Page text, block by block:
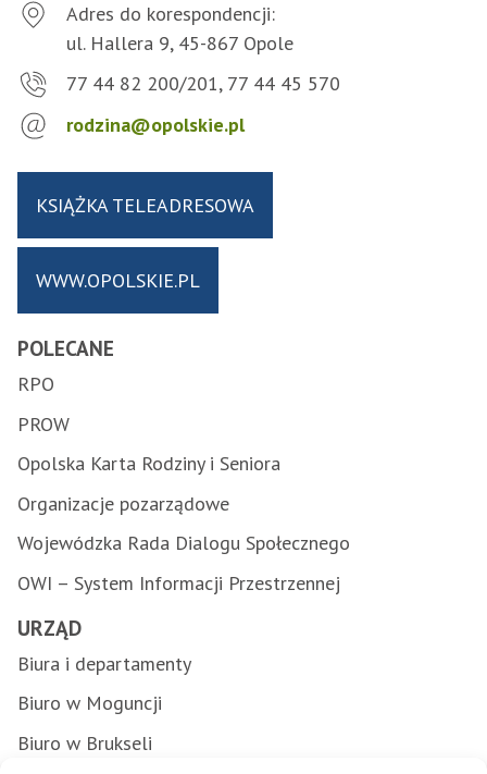
Adres do korespondencji:
ul. Hallera 9, 45-867 Opole
77 44 82 200/201, 77 44 45 570
rodzina@opolskie.pl
KSIĄŻKA TELEADRESOWA
WWW.OPOLSKIE.PL
POLECANE
RPO
PROW
Opolska Karta Rodziny i Seniora
Organizacje pozarządowe
Wojewódzka Rada Dialogu Społecznego
OWI – System Informacji Przestrzennej
URZĄD
Biura i departamenty
Biuro w Moguncji
Biuro w Brukseli